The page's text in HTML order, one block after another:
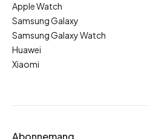
Apple Watch
Samsung Galaxy
Samsung Galaxy Watch
Huawei
Xiaomi
Abonnemang